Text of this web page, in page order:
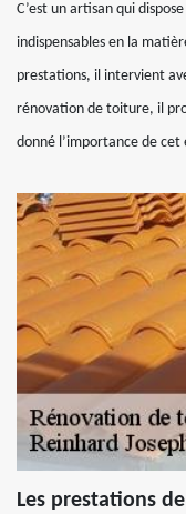
C’est un artisan qui
indispensables en la
prestations, il intervient
rénovation de toiture, il
donné l’importance de cet
Les prestations